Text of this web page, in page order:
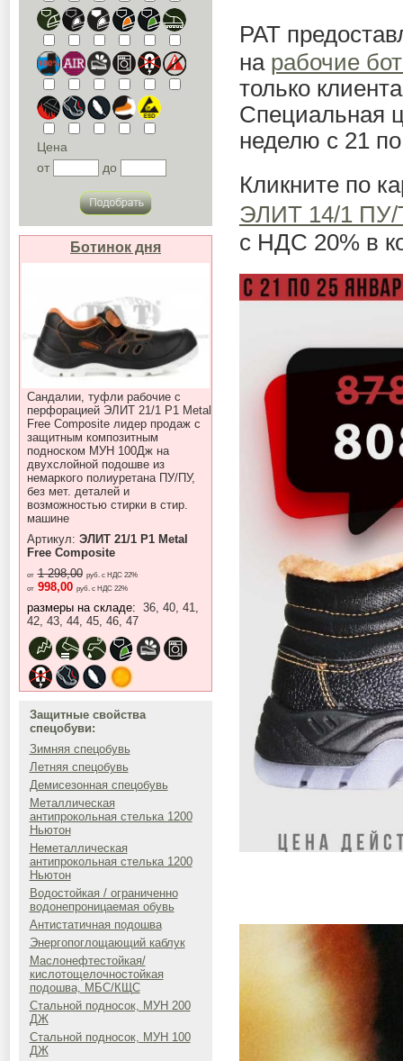
Цена
от
до
Ботинок дня
Сандалии, туфли рабочие с
перфорацией ЭЛИТ 21/1 P1 Metal
Free Composite лидер продаж с
защитным композитным
подноском МУН 100Дж на
двухслойной подошве из
немаркого полиуретана ПУ/ПУ,
без мет. деталей и
возможностью стирки в стир.
машине
Артикул: ЭЛИТ 21/1 P1 Metal
Free Composite
от 1 298,00 руб. с НДС 22%
от 998,00 руб. с НДС 22%
размеры на складе: 36, 40, 41,
42, 43, 44, 45, 46, 47
Защитные свойства
спецобуви:
Зимняя спецобувь
Летняя спецобувь
Демисезонная спецобувь
Металлическая
антипрокольная стелька 1200
Ньютон
Неметаллическая
антипрокольная стелька 1200
Ньютон
Водостойкая / ограниченно
водонепроницаемая обувь
Антистатичная подошва
Энергопоглощающий каблук
Маслонефтестойкая/
кислотощелочностойкая
подошва, МБС/КЩС
Стальной подносок, МУН 200
ДЖ
Стальной подносок, МУН 100
ДЖ
РАТ
на рабочие
только
Специальная
неделю с 21
Кликните по
ЭЛИТ 14/1 ПУ/
с НДС 20% в